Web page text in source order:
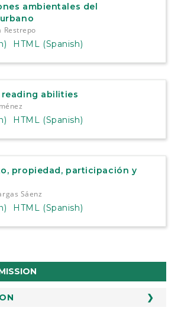
ambientales del
Restrepo
HTML (Spanish)
abilities
HTML (Spanish)
propiedad, participación y
Sáenz
HTML (Spanish)